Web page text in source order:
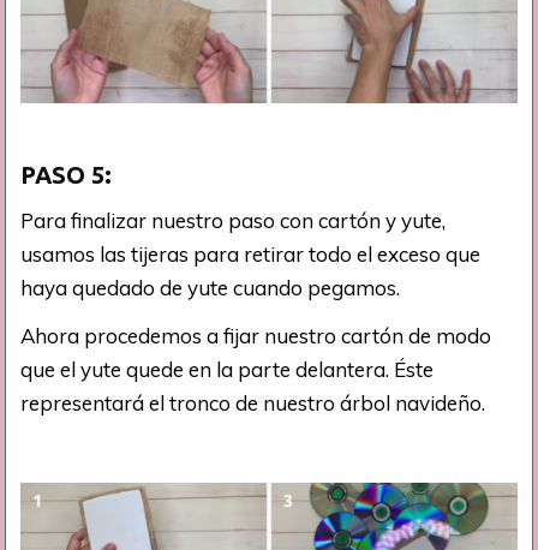
PASO 5:
Para finalizar nuestro paso con cartón y yute,
usamos las tijeras para retirar todo el exceso que
haya quedado de yute cuando pegamos.
Ahora procedemos a fijar nuestro cartón de modo
que el yute quede en la parte delantera. Éste
representará el tronco de nuestro árbol navideño.